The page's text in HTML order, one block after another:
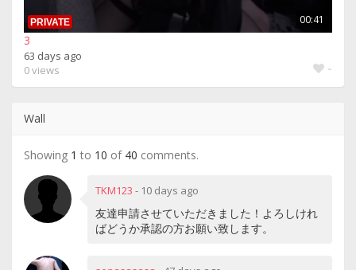
PRIVATE 00:41
3
63 days ago
0 views
-
Wall
Showing 1 to 10 of 40 comments.
TKM123 - 10 days ago
友達申請させていただきました！よろしけれ
ばどうか承認の方お願い致します。